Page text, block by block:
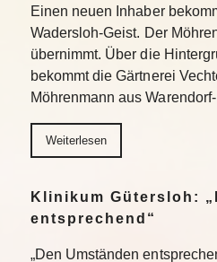
Einen neuen Inhaber
Wadersloh-Geist. Der
übernimmt. Über die
bekommt die Gärtnerei
Möhrenmann aus
Weiterlesen
Klinikum Gütersloh:
entsprechend“
„Den Umständen